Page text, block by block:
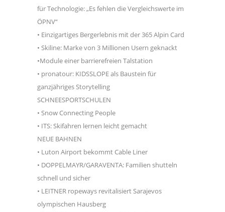
für Technologie: „Es fehlen die Vergleichswerte im
ÖPNV“
• Einzigartiges Bergerlebnis mit der 365 Alpin Card
• Skiline: Marke von 3 Millionen Usern geknackt
•Module einer barrierefreien Talstation
• pronatour: KIDSSLOPE als Baustein für
ganzjähriges Storytelling
SCHNEESPORTSCHULEN
• Snow Connecting People
• ITS: Skifahren lernen leicht gemacht
NEUE BAHNEN
• Luton Airport bekommt Cable Liner
• DOPPELMAYR/GARAVENTA: Familien shutteln
schnell und sicher
• LEITNER ropeways revitalisiert Sarajevos
olympischen Hausberg